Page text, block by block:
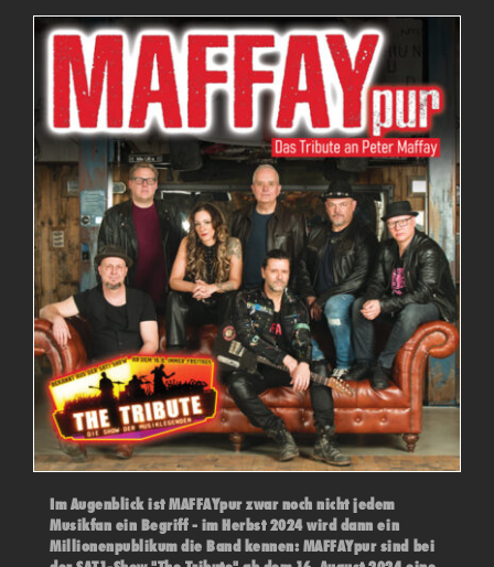
Im Augenblick ist MAFFAYpur zwar noch nicht jedem
Musikfan ein Begriff - im Herbst 2024 wird dann ein
Millionenpublikum die Band kennen: MAFFAYpur sind bei